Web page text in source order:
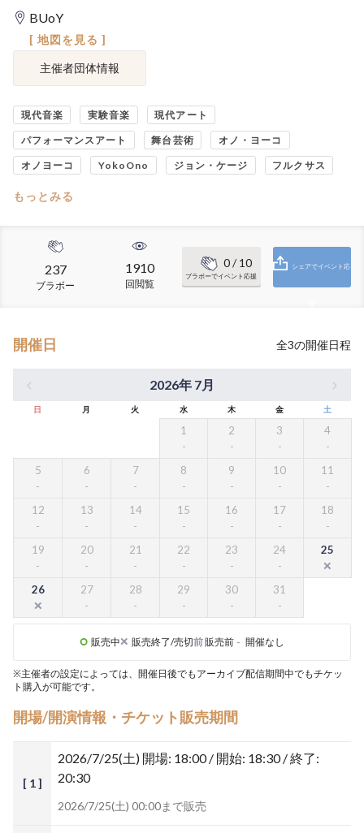
BUoY
[ 地図を見る ]
主催者団体情報
現代音楽 実験音楽 現代アート
パフォーマンスアート 舞台芸術 オノ・ヨーコ
オノヨーコ YokoOno ジョン・ケージ フルクサス
もっとみる
237
ブラボー
1910
回閲覧
0/ 10
ブラボーでイベント応援
シェアでイベント応
開催日 全3の開催日程
2026年 7月
日 月 火 水 木 金 土
1 2 3 4
5 6 7 8 9 10 11
12 13 14 15 16 17 18
19 20 21 22 23 24 25
26 27 28 29 30 31
販売中 販売終了/売切前販売前 - 開催なし
※主催者の設定によっては、開催日後でもアーカイブ配信期間中でもチケッ
ト購入が可能です。
開場/開演情報・チケット販売期間
[ 1 ]
2026/7/25(土) 開場: 18:00 / 開始: 18:30 / 終了:
20:30
2026/7/25(土) 00:00まで販売